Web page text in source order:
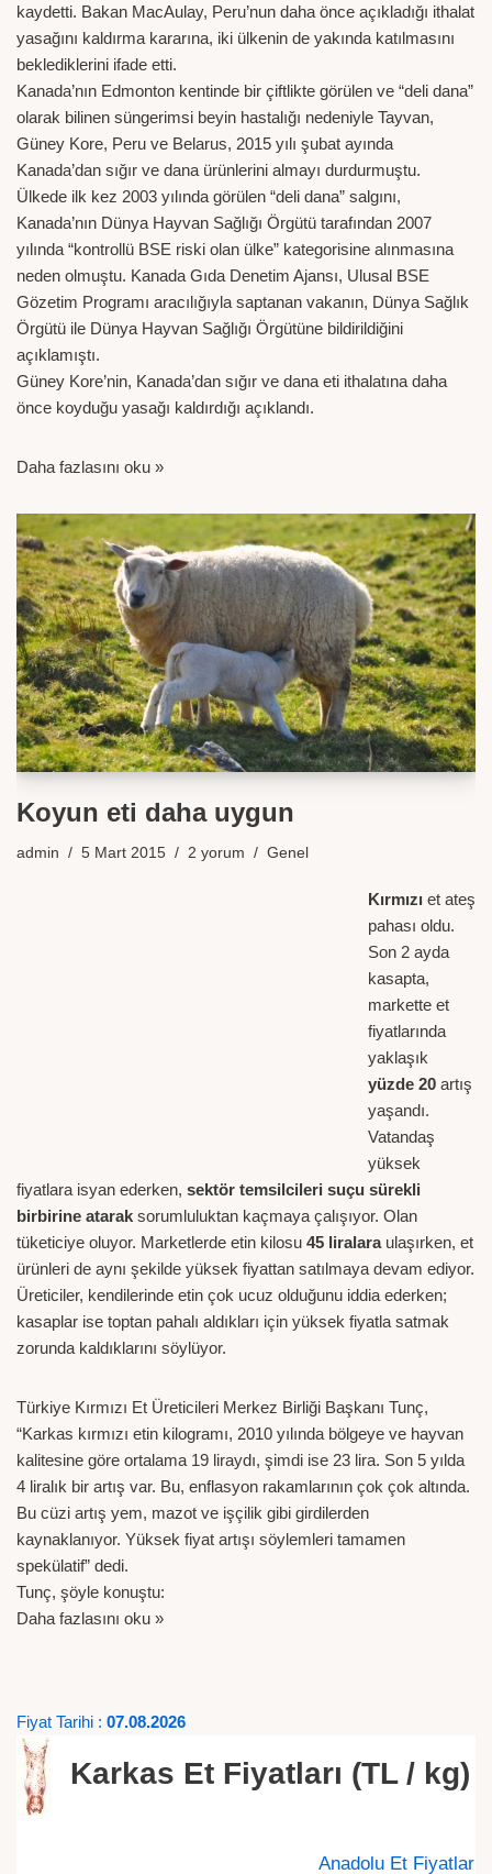
kaydetti. Bakan MacAulay, Peru’nun daha önce açıkladığı ithalat
yasağını kaldırma kararına, iki ülkenin de yakında katılmasını
beklediklerini ifade etti.
Kanada’nın Edmonton kentinde bir çiftlikte görülen ve “deli dana”
olarak bilinen süngerimsi beyin hastalığı nedeniyle Tayvan,
Güney Kore, Peru ve Belarus, 2015 yılı şubat ayında
Kanada’dan sığır ve dana ürünlerini almayı durdurmuştu.
Ülkede ilk kez 2003 yılında görülen “deli dana” salgını,
Kanada’nın Dünya Hayvan Sağlığı Örgütü tarafından 2007
yılında “kontrollü BSE riski olan ülke” kategorisine alınmasına
neden olmuştu. Kanada Gıda Denetim Ajansı, Ulusal BSE
Gözetim Programı aracılığıyla saptanan vakanın, Dünya Sağlık
Örgütü ile Dünya Hayvan Sağlığı Örgütüne bildirildiğini
açıklamıştı.
Güney Kore’nin, Kanada’dan sığır ve dana eti ithalatına daha
önce koyduğu yasağı kaldırdığı açıklandı.
Daha fazlasını oku »
Koyun eti daha uygun
admin 5 Mart 2015 2 yorum Genel
Kırmızı et ateş
pahası oldu.
Son 2 ayda
kasapta,
markette et
fiyatlarında
yaklaşık
yüzde 20 artış
yaşandı.
Vatandaş
yüksek
fiyatlara isyan ederken, sektör temsilcileri suçu sürekli
birbirine atarak sorumluluktan kaçmaya çalışıyor. Olan
tüketiciye oluyor. Marketlerde etin kilosu 45 liralara ulaşırken, et
ürünleri de aynı şekilde yüksek fiyattan satılmaya devam ediyor.
Üreticiler, kendilerinde etin çok ucuz olduğunu iddia ederken;
kasaplar ise toptan pahalı aldıkları için yüksek fiyatla satmak
zorunda kaldıklarını söylüyor.
Türkiye Kırmızı Et Üreticileri Merkez Birliği Başkanı Tunç,
“Karkas kırmızı etin kilogramı, 2010 yılında bölgeye ve hayvan
kalitesine göre ortalama 19 liraydı, şimdi ise 23 lira. Son 5 yılda
4 liralık bir artış var. Bu, enflasyon rakamlarının çok çok altında.
Bu cüzi artış yem, mazot ve işçilik gibi girdilerden
kaynaklanıyor. Yüksek fiyat artışı söylemleri tamamen
spekülatif” dedi.
Tunç, şöyle konuştu:
Daha fazlasını oku »
Fiyat Tarihi : 07.08.2026
Karkas Et Fiyatları (TL / kg)
Anadolu Et Fiyatlar